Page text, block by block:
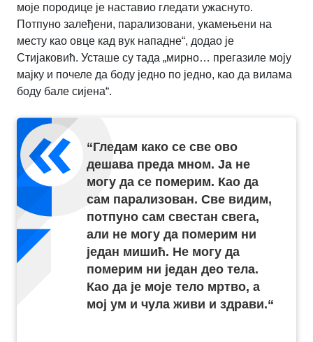
моје породице је наставио гледати ужаснуто.
Потпуно залеђени, парализовани, укамењени на
месту као овце кад вук нападне“, додао је
Стијаковић. Усташе су тада „мирно… прегазиле моју
мајку и почеле да боду једно по једно, као да вилама
боду бале сијена“.
“Гледам како се све ово
дешава преда мном. Ја не
могу да се померим. Као да
сам парализован. Све видим,
потпуно сам свестан свега,
али не могу да померим ни
један мишић. Не могу да
померим ни један део тела.
Као да је моје тело мртво, а
мој ум и чула живи и здрави.“